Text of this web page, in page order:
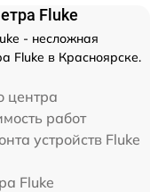
Fluke
- несложная
Fluke в Красноярске.
центра
работ
устройств Fluke
Fluke